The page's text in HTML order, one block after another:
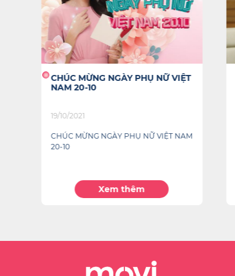
CHÚC MỪNG NGÀY PHỤ NỮ VIỆT
NAM 20-10
19/10/2021
CHÚC MỪNG NGÀY PHỤ NỮ VIỆT NAM
20-10
Xem thêm